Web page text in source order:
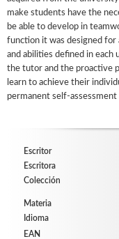
make students have the
be able to develop in
function it was designed for
and abilities defined in
the tutor and the proactive
learn to achieve their
permanent self-
Escritor
Escritora
Colección
Materia
Idioma
EAN